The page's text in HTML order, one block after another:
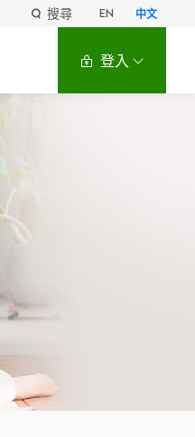
搜尋 EN 中文
登入